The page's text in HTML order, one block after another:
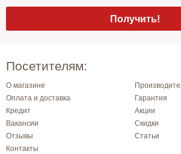
Посетителям:
О магазине
Оплата и доставка
Гарантия
Кредит
Акции
Вакансии
Скидки
Отзывы
Статьи
Контакты